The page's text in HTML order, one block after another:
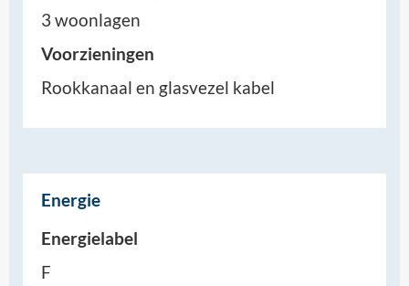
3 woonlagen
Voorzieningen
Rookkanaal en glasvezel kabel
Energie
Energielabel
F